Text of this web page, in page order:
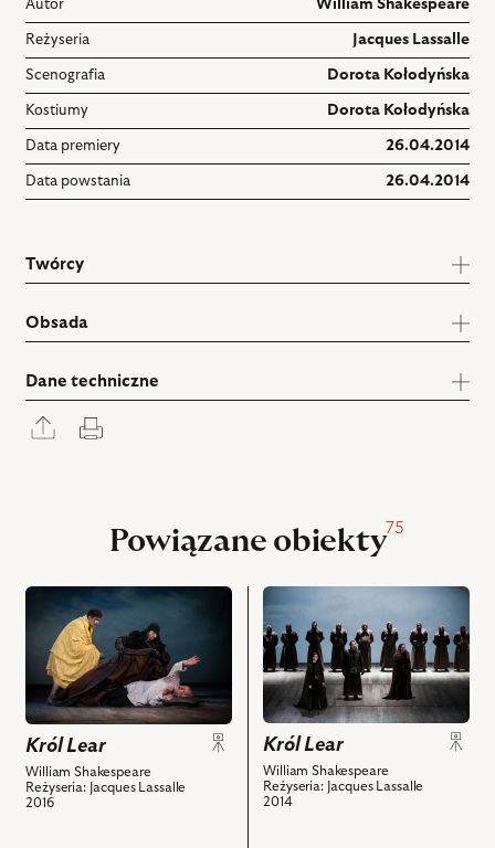
Autor William Shakespeare
Reżyseria Jacques Lassalle
Scenografia Dorota Kołodyńska
Kostiumy Dorota Kołodyńska
Data premiery 26.04.2014
Data powstania 26.04.2014
Twórcy
Obsada
Dane techniczne
Rozwiń
panel
Powiązane obiekty75
przejdź
do
obiektu
Król
Lear,
i
powiązanych
z
nim
Król Lear
William Shakespeare
Reżyseria: Jacques Lassalle
2016
przejdź
do
obiektu
Król
Lear,
Na
zdjęciu:
Marta
Kurzak
Król Lear
William Shakespeare
Reżyseria: Jacques Lassalle
2014